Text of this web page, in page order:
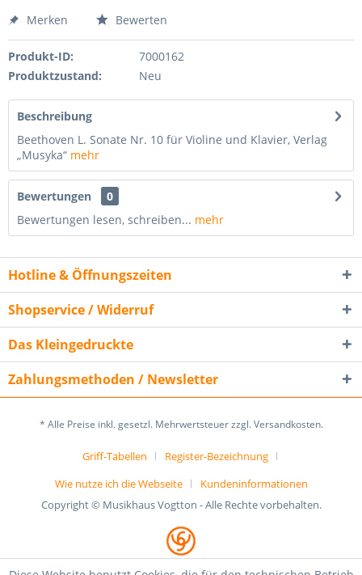
Merken Bewerten
Produkt-ID:
7000162
Produktzustand:
Neu
Beschreibung
Beethoven L. Sonate Nr. 10 für Violine und Klavier, Verlag
„Musyka“ mehr
Bewertungen
0
Bewertungen lesen, schreiben... mehr
Hotline & Öffnungszeiten
Shopservice / Widerruf
Das Kleingedruckte
Zahlungsmethoden / Newsletter
* Alle Preise inkl. gesetzl. Mehrwertsteuer zzgl. Versandkosten.
Griff-Tabellen
Register-Bezeichnung
Wie nutze ich die Webseite
Kundeninformationen
Copyright © Musikhaus Vogtton - Alle Rechte vorbehalten.